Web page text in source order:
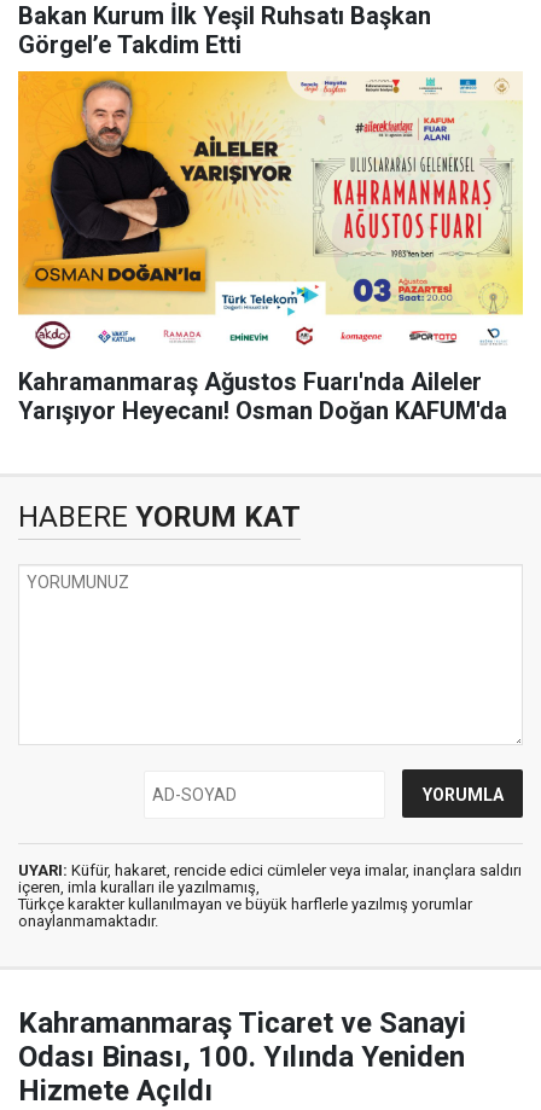
Bakan Kurum İlk Yeşil Ruhsatı Başkan
Görgel’e Takdim Etti
Kahramanmaraş Ağustos Fuarı'nda Aileler
Yarışıyor Heyecanı! Osman Doğan KAFUM'da
HABERE YORUM KAT
UYARI: Küfür, hakaret, rencide edici cümleler veya imalar, inançlara saldırı
içeren, imla kuralları ile yazılmamış,
Türkçe karakter kullanılmayan ve büyük harflerle yazılmış yorumlar
onaylanmamaktadır.
Kahramanmaraş Ticaret ve Sanayi
Odası Binası, 100. Yılında Yeniden
Hizmete Açıldı